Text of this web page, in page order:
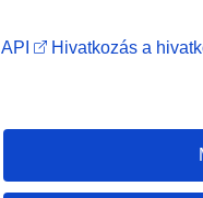
API Hivatkozás a